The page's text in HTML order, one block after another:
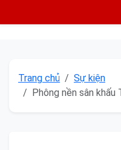
Trang chủ
Sự kiện
Phông nền sân